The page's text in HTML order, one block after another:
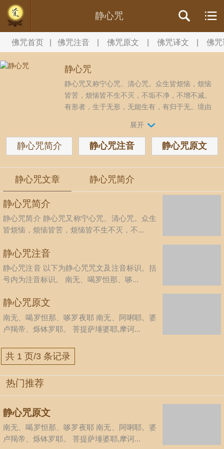
静心咒
佛咒首页 | 佛咒注音 | 佛咒原文 | 佛咒译文 | 佛
静心咒
静心咒又称宁心咒、清心咒。众生皆烦恼，烦恼
皆苦，烦恼皆不生不灭，不垢不净，不增不减。
有形者，生于无形，无能生有，有归于无。境由
碰到问题时能立刻冷静下来，持诵时：静，以不
动制万动。静，心则清，体则凉。喜、怒、哀、
惊、乱、静全由心生。...
展开
静心咒简介 静心咒注音 静心咒原文
静心咒文章 静心咒简介
静心咒简介
静心咒简介 静心咒又称宁心咒、清心咒。众生
皆烦恼，烦恼皆苦，烦恼皆不生不灭，不...
静心咒注音
静心咒注音 以下为静心咒咒文及注音标识。括
号内为注音标识。 南无、喝罗怛那、哆...
静心咒原文
南无、喝罗怛那、哆罗夜耶 南无、阿唎耶。婆
卢羯帝、烁钵罗耶。 菩提萨埵婆耶,摩诃...
共 1 页/3 条记录
热门推荐
静心咒原文
南无、喝罗怛那、哆罗夜耶 南无、阿唎耶。婆
卢羯帝、烁钵罗耶。 菩提萨埵婆耶,摩诃...